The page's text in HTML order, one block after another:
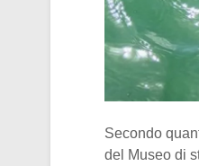
Secondo
del Museo di